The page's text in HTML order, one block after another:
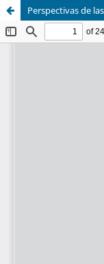
Perspectivas de